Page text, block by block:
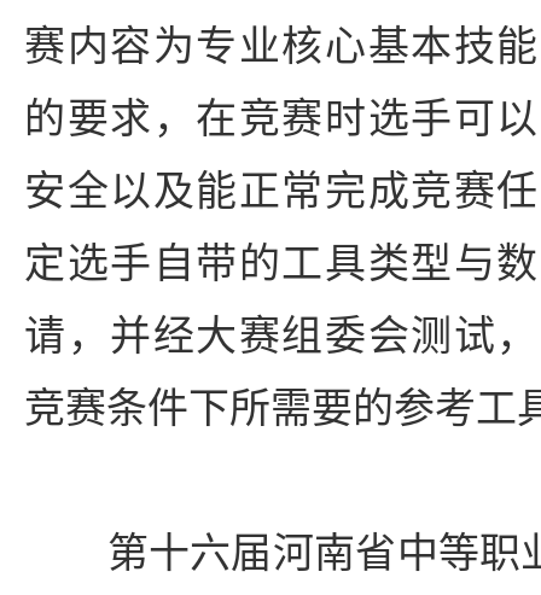
赛内容为专业核心基本技
的要求，在竞赛时选手可
安全以及能正常完成竞赛
定选手自带的工具类型与
请，并经大赛组委会测试
竞赛条件下所需要的参考工
第十六届河南省中等职